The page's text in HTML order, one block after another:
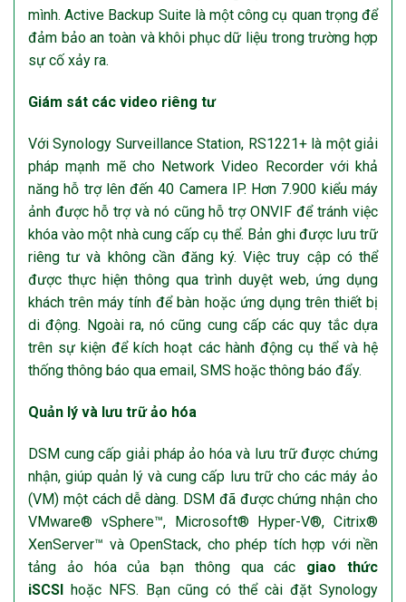
mình. Active Backup Suite là một công cụ quan trọng để
đảm bảo an toàn và khôi phục dữ liệu trong trường hợp
sự cố xảy ra.
Giám sát các video riêng tư
Với Synology Surveillance Station, RS1221+ là một giải
pháp mạnh mẽ cho Network Video Recorder với khả
năng hỗ trợ lên đến 40 Camera IP. Hơn 7.900 kiểu máy
ảnh được hỗ trợ và nó cũng hỗ trợ ONVIF để tránh việc
khóa vào một nhà cung cấp cụ thể. Bản ghi được lưu trữ
riêng tư và không cần đăng ký. Việc truy cập có thể
được thực hiện thông qua trình duyệt web, ứng dụng
khách trên máy tính để bàn hoặc ứng dụng trên thiết bị
di động. Ngoài ra, nó cũng cung cấp các quy tắc dựa
trên sự kiện để kích hoạt các hành động cụ thể và hệ
thống thông báo qua email, SMS hoặc thông báo đẩy.
Quản lý và lưu trữ ảo hóa
DSM cung cấp giải pháp ảo hóa và lưu trữ được chứng
nhận, giúp quản lý và cung cấp lưu trữ cho các máy ảo
(VM) một cách dễ dàng. DSM đã được chứng nhận cho
VMware® vSphere™, Microsoft® Hyper-V®, Citrix®
XenServer™ và OpenStack, cho phép tích hợp với nền
tảng ảo hóa của bạn thông qua các giao thức
iSCSI hoặc NFS. Bạn cũng có thể cài đặt Synology